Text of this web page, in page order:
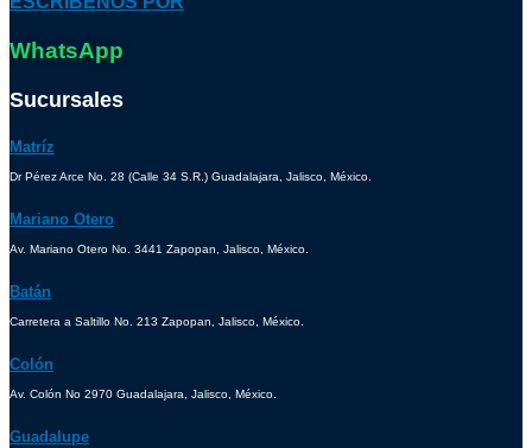
WhatsApp
Sucursales
Matríz
Dr Pérez Arce No. 28 (Calle 34 S.R.) Guadalajara, Jalisco, México.
Mariano Otero
Av. Mariano Otero No. 3441 Zapopan, Jalisco, México.
Batán
Carretera a Saltillo No. 213 Zapopan, Jalisco, México.
Colón
Av. Colón No 2970 Guadalajara, Jalisco, México.
Guadalupe